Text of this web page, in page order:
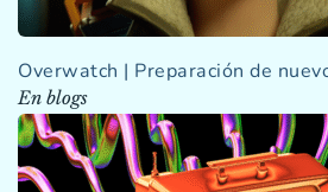
Overwatch | Preparación de
En blogs